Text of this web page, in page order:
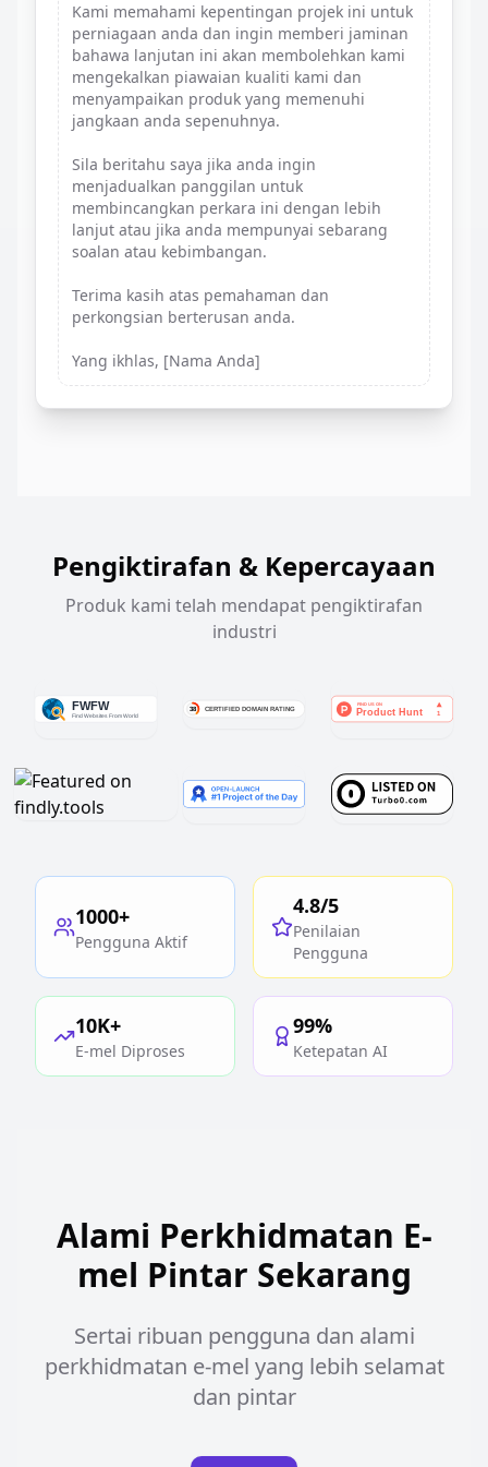
Kami memahami kepentingan projek ini untuk
perniagaan anda dan ingin memberi jaminan
bahawa lanjutan ini akan membolehkan kami
mengekalkan piawaian kualiti kami dan
menyampaikan produk yang memenuhi
jangkaan anda sepenuhnya.
Sila beritahu saya jika anda ingin
menjadualkan panggilan untuk
membincangkan perkara ini dengan lebih
lanjut atau jika anda mempunyai sebarang
soalan atau kebimbangan.
Terima kasih atas pemahaman dan
perkongsian berterusan anda.
Yang ikhlas, [Nama Anda]
Pengiktirafan & Kepercayaan
Produk kami telah mendapat pengiktirafan
industri
1000+
Pengguna Aktif
4.8/5
Penilaian
Pengguna
10K+
E-mel Diproses
99%
Ketepatan AI
Alami Perkhidmatan E-
mel Pintar Sekarang
Sertai ribuan pengguna dan alami
perkhidmatan e-mel yang lebih selamat
dan pintar